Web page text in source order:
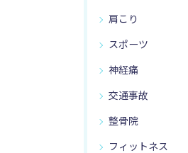
肩こり
スポーツ
神経痛
交通事故
整骨院
フィットネス